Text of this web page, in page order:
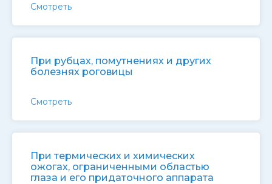
Смотреть
При рубцах, помутнениях и других
болезнях роговицы
Смотреть
При термических и химических
ожогах, ограниченными областью
глаза и его придаточного аппарата